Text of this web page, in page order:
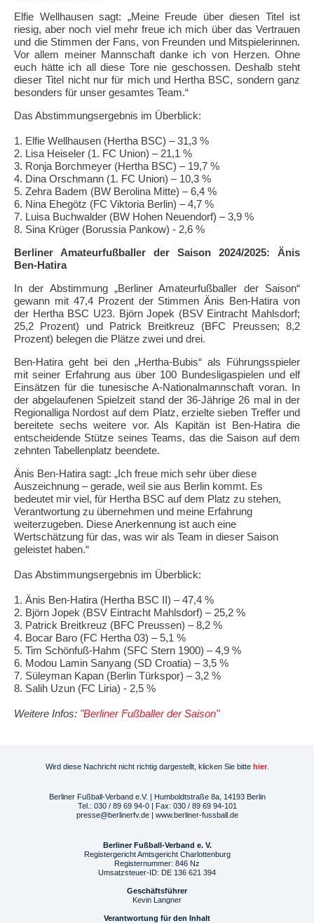
Elfie Wellhausen sagt: „Meine Freude über diesen Titel ist
riesig, aber noch viel mehr freue ich mich über das Vertrauen
und die Stimmen der Fans, von Freunden und Mitspielerinnen.
Vor allem meiner Mannschaft danke ich von Herzen. Ohne
euch hätte ich all diese Tore nie geschossen. Deshalb steht
dieser Titel nicht nur für mich und Hertha BSC, sondern ganz
besonders für unser gesamtes Team.“
Das Abstimmungsergebnis im Überblick:
1. Elfie Wellhausen (Hertha BSC) – 31,3 %
2. Lisa Heiseler (1. FC Union) – 21,1 %
3. Ronja Borchmeyer (Hertha BSC) – 19,7 %
4. Dina Orschmann (1. FC Union) – 10,3 %
5. Zehra Badem (BW Berolina Mitte) – 6,4 %
6. Nina Ehegötz (FC Viktoria Berlin) – 4,7 %
7. Luisa Buchwalder (BW Hohen Neuendorf) – 3,9 %
8. Sina Krüger (Borussia Pankow) - 2,6 %
Berliner Amateurfußballer der Saison 2024/2025: Änis
Ben-Hatira
In der Abstimmung „Berliner Amateurfußballer der Saison“
gewann mit 47,4 Prozent der Stimmen Änis Ben-Hatira von
der Hertha BSC U23. Björn Jopek (BSV Eintracht Mahlsdorf;
25,2 Prozent) und Patrick Breitkreuz (BFC Preussen; 8,2
Prozent) belegen die Plätze zwei und drei.
Ben-Hatira geht bei den „Hertha-Bubis“ als Führungsspieler
mit seiner Erfahrung aus über 100 Bundesligaspielen und elf
Einsätzen für die tunesische A-Nationalmannschaft voran. In
der abgelaufenen Spielzeit stand der 36-Jährige 26 mal in der
Regionalliga Nordost auf dem Platz, erzielte sieben Treffer und
bereitete sechs weitere vor. Als Kapitän ist Ben-Hatira die
entscheidende Stütze seines Teams, das die Saison auf dem
zehnten Tabellenplatz beendete.
Änis Ben-Hatira sagt: „Ich freue mich sehr über diese
Auszeichnung – gerade, weil sie aus Berlin kommt. Es
bedeutet mir viel, für Hertha BSC auf dem Platz zu stehen,
Verantwortung zu übernehmen und meine Erfahrung
weiterzugeben. Diese Anerkennung ist auch eine
Wertschätzung für das, was wir als Team in dieser Saison
geleistet haben.“
Das Abstimmungsergebnis im Überblick:
1. Änis Ben-Hatira (Hertha BSC II) – 47,4 %
2. Björn Jopek (BSV Eintracht Mahlsdorf) – 25,2 %
3. Patrick Breitkreuz (BFC Preussen) – 8,2 %
4. Bocar Baro (FC Hertha 03) – 5,1 %
5. Tim Schönfuß-Hahm (SFC Stern 1900) – 4,9 %
6. Modou Lamin Sanyang (SD Croatia) – 3,5 %
7. Süleyman Kapan (Berlin Türkspor) – 3,2 %
8. Salih Uzun (FC Liria) - 2,5 %
Weitere Infos: "Berliner Fußballer der Saison"
Wird diese Nachricht nicht richtig dargestellt, klicken Sie bitte hier.
Berliner Fußball-Verband e.V. | Humboldtstraße 8a, 14193 Berlin
Tel.: 030 / 89 69 94-0 | Fax: 030 / 89 69 94-101
presse@berlinerfv.de | www.berliner-fussball.de
Berliner Fußball-Verband e. V.
Registergericht Amtsgericht Charlottenburg
Registernummer: 846 Nz
Umsatzsteuer-ID: DE 136 621 394
Geschäftsführer
Kevin Langner
Verantwortung für den Inhalt